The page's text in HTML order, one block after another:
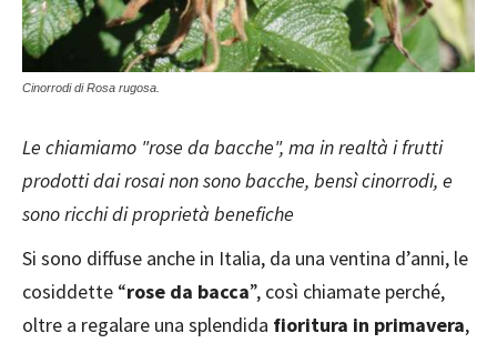
Cinorrodi di Rosa rugosa.
Le chiamiamo "rose da bacche", ma in realtà i frutti
prodotti dai rosai non sono bacche, bensì cinorrodi, e
sono ricchi di proprietà benefiche
Si sono diffuse anche in Italia, da una ventina d’anni, le
cosiddette “rose da bacca”, così chiamate perché,
oltre a regalare una splendida fioritura in primavera,